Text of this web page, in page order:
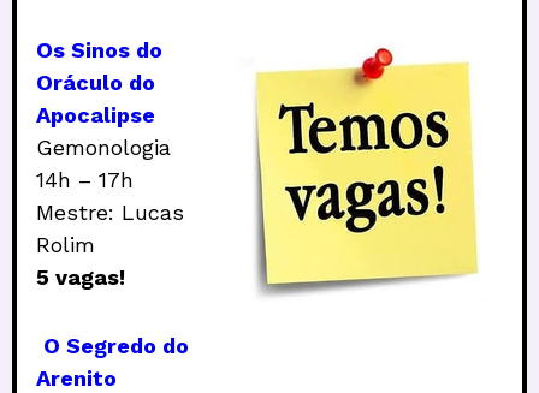
Os Sinos do
Oráculo do
Apocalipse
Gemonologia
14h – 17h
Mestre: Lucas
Rolim
5 vagas!
O Segredo do
Arenito